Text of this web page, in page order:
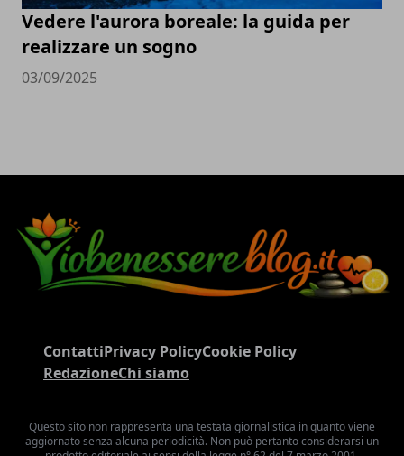
Vedere l'aurora boreale: la guida per
realizzare un sogno
03/09/2025
ContattiPrivacy PolicyCookie Policy
RedazioneChi siamo
Questo sito non rappresenta una testata giornalistica in quanto viene
aggiornato senza alcuna periodicità. Non può pertanto considerarsi un